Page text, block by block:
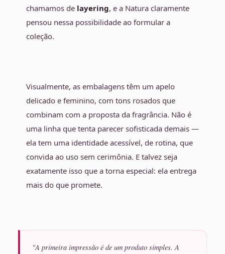
chamamos de layering, e a Natura claramente
pensou nessa possibilidade ao formular a
coleção.
Visualmente, as embalagens têm um apelo
delicado e feminino, com tons rosados que
combinam com a proposta da fragrância. Não é
uma linha que tenta parecer sofisticada demais —
ela tem uma identidade acessível, de rotina, que
convida ao uso sem cerimônia. E talvez seja
exatamente isso que a torna especial: ela entrega
mais do que promete.
"A primeira impressão é de um produto simples. A